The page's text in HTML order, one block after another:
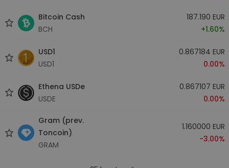
Bitcoin Cash
BCH
187.190 EUR
+1.60%
USD1
USD1
0.867184 EUR
0.00%
Ethena USDe
USDE
0.867107 EUR
0.00%
Gram (prev.
Toncoin)
GRAM
1.160000 EUR
-3.00%